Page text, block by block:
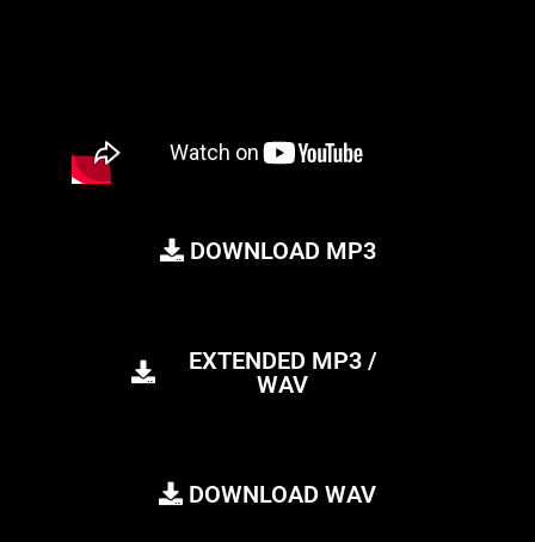
DOWNLOAD MP3
EXTENDED MP3 /
WAV
DOWNLOAD WAV